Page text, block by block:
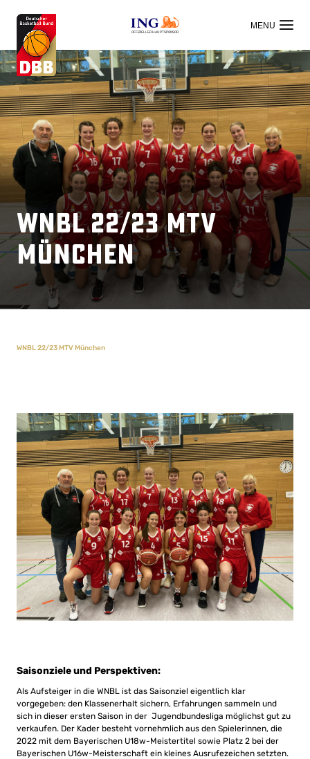
OFFIZIELLER HAUPTSPONSOR
WNBL 22/23 MTV
München
WNBL 22/23 MTV München
Saisonziele und Perspektiven:
Als Aufsteiger in die WNBL ist das Saisonziel eigentlich klar
vorgegeben: den Klassenerhalt sichern, Erfahrungen sammeln und
sich in dieser ersten Saison in der Jugendbundesliga möglichst gut zu
verkaufen. Der Kader besteht vornehmlich aus den Spielerinnen, die
2022 mit dem Bayerischen U18w-Meistertitel sowie Platz 2 bei der
Bayerischen U16w-Meisterschaft ein kleines Ausrufezeichen setzten.